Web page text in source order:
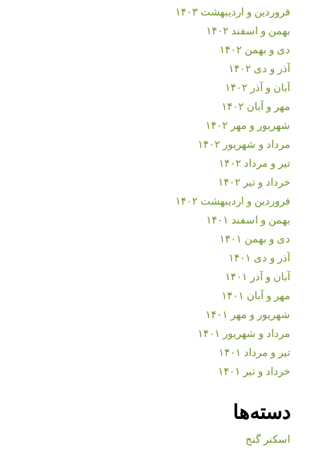
فروردین و اردیبهشت ۱۴۰۳
بهمن و اسفند ۱۴۰۲
دی و بهمن ۱۴۰۲
آذر و دی ۱۴۰۲
آبان و آذر ۱۴۰۲
مهر و آبان ۱۴۰۲
شهریور و مهر ۱۴۰۲
مرداد و شهریور ۱۴۰۲
تیر و مرداد ۱۴۰۲
خرداد و تیر ۱۴۰۲
فروردین و اردیبهشت ۱۴۰۲
بهمن و اسفند ۱۴۰۱
دی و بهمن ۱۴۰۱
آذر و دی ۱۴۰۱
آبان و آذر ۱۴۰۱
مهر و آبان ۱۴۰۱
شهریور و مهر ۱۴۰۱
مرداد و شهریور ۱۴۰۱
تیر و مرداد ۱۴۰۱
خرداد و تیر ۱۴۰۱
دسته‌ها
اسکنر گنج